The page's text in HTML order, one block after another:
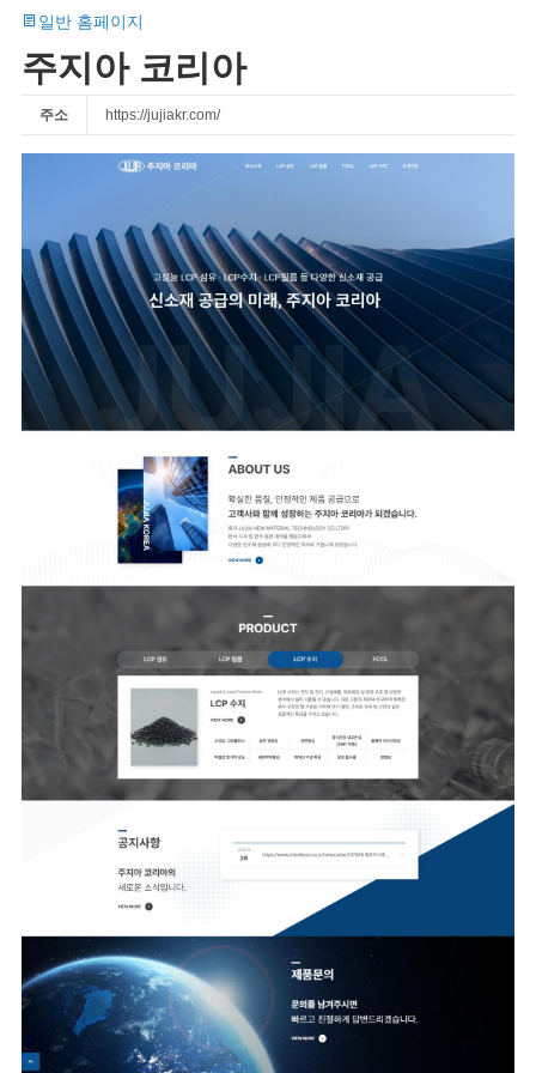
일반 홈페이지
주지아 코리아
주소 https://jujiakr.com/